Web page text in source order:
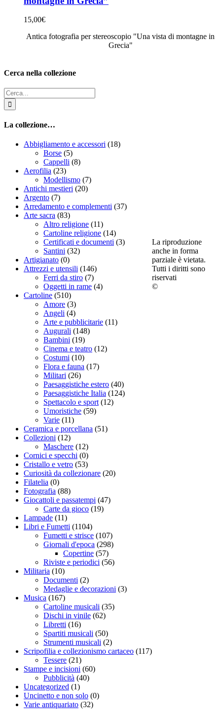
15,00€
Antica fotografia per stereoscopio "Una vista di montagne in
Grecia"
Cerca nella collezione
Cerca
per:
La collezione…
Abbigliamento e accessori (18)
Borse (5)
Cappelli (8)
Aerofilia (23)
Modellismo (7)
Antichi mestieri (20)
Argento (7)
Arredamento e complementi (37)
Arte sacra (83)
Altro religione (11)
Cartoline religione (14)
Certificati e documenti (3)
Santini (32)
Artigianato (0)
Attrezzi e utensili (146)
Ferri da stiro (7)
Oggetti in rame (4)
Cartoline (510)
Amore (3)
Angeli (4)
Arte e pubblicitarie (11)
Augurali (148)
Bambini (19)
Cinema e teatro (12)
Costumi (10)
Flora e fauna (17)
Militari (26)
Paesaggistiche estero (40)
Paesaggistiche Italia (124)
Spettacolo e sport (12)
Umoristiche (59)
Varie (11)
Ceramica e porcellana (51)
Collezioni (12)
Maschere (12)
Cornici e specchi (0)
Cristallo e vetro (53)
Curiosità da collezionare (20)
Filatelia (0)
Fotografia (88)
Giocattoli e passatempi (47)
Carte da gioco (19)
Lampade (11)
Libri e Fumetti (1104)
Fumetti e strisce (107)
Giornali d'epoca (298)
Copertine (57)
Riviste e periodici (56)
Militaria (10)
Documenti (2)
Medaglie e decorazioni (3)
Musica (167)
Cartoline musicali (35)
Dischi in vinile (62)
Libretti (16)
Spartiti musicali (50)
Strumenti musicali (2)
Scripofilia e collezionismo cartaceo (117)
Tessere (21)
Stampe e incisioni (60)
Pubblicità (40)
Uncategorized (1)
Uncinetto e non solo (0)
Varie antiquariato (32)
La riproduzione
anche in forma
parziale è vietata.
Tutti i diritti sono
riservati
©